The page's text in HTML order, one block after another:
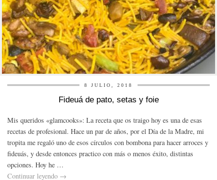
8 JULIO, 2018
Fideuá de pato, setas y foie
Mis queridos «glamcooks»: La receta que os traigo hoy es una de esas
recetas de profesional. Hace un par de años, por el Día de la Madre, mi
tropita me regaló uno de esos círculos con bombona para hacer arroces y
fideuás, y desde entonces practico con más o menos éxito, distintas
opciones. Hoy he …
Continuar leyendo →